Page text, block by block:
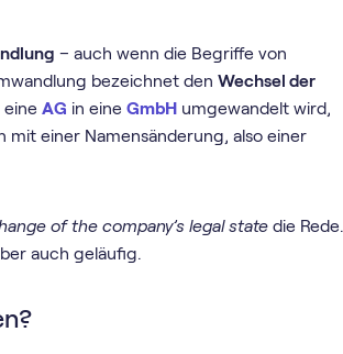
– auch wenn die Begriffe von
bezeichnet denWechsel der
eineAG in eineGmbH umgewandelt wird,
mit einer Namensänderung, also einer
of the company’s legal state die Rede.
auch geläufig.